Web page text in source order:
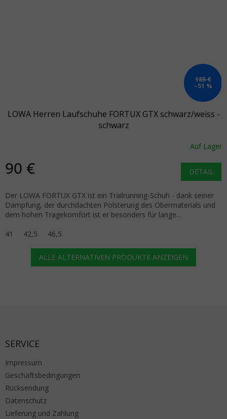
185 €
–51 %
LOWA Herren Laufschuhe FORTUX GTX schwarz/weiss -
schwarz
Auf Lager
90 € DETAIL
Der LOWA FORTUX GTX ist ein Trailrunning-Schuh - dank seiner
Dämpfung, der durchdachten Polsterung des Obermaterials und
dem hohen Tragekomfort ist er besonders für lange...
41
42,5 46,5
ALLE ALTERNATIVEN PRODUKTE ANZEIGEN
SERVICE
Impressum
Geschäftsbedingungen
Rücksendung
Datenschutz
Lieferung und Zahlung